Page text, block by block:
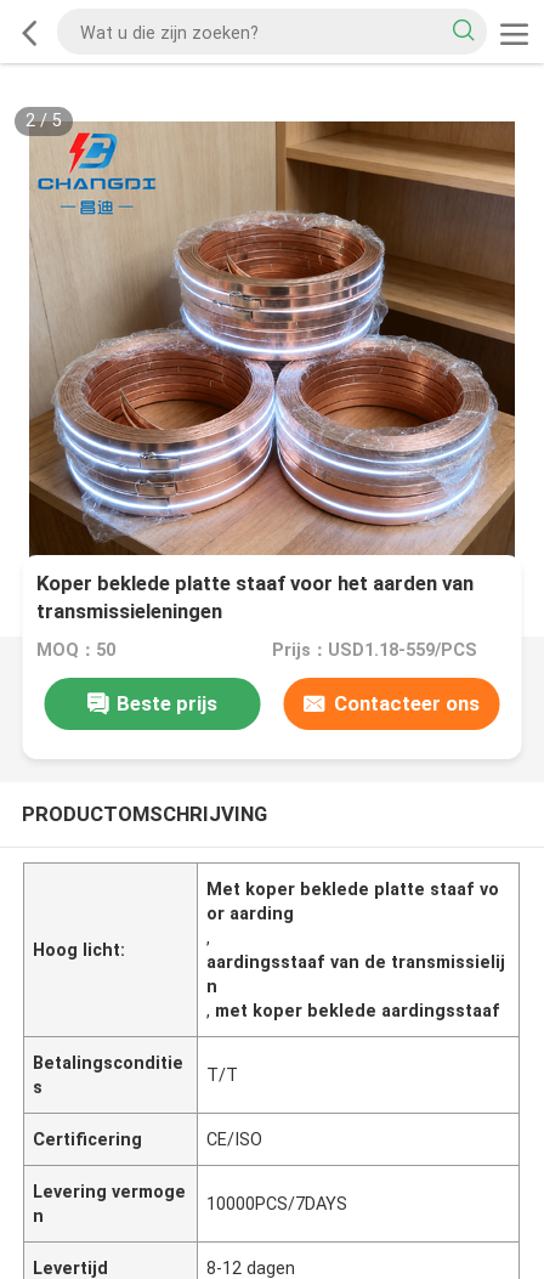
2/5
Koper beklede platte staaf voor het aarden van
transmissieleningen
MOQ：50 Prijs：USD1.18-559/PCS
Beste prijs Contacteer ons
PRODUCTOMSCHRIJVING
Hoog licht:
Met koper beklede platte staaf vo
or aarding
,
aardingsstaaf van de transmissielij
n
, met koper beklede aardingsstaaf
Betalingsconditie
s
T/T
Certificering CE/ISO
Levering vermoge
n
10000PCS/7DAYS
Levertijd 8-12 dagen